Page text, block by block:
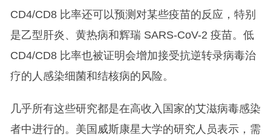
CD4/CD8 比率还可以预测对某些疫苗的反应，特别
是乙型肝炎、黄热病和辉瑞 SARS-CoV-2 疫苗。低
CD4/CD8 比率也被证明会增加接受抗逆转录病毒治
疗的人感染细菌和结核病的风险。
几乎所有这些研究都是在高收入国家的艾滋病毒感染
者中进行的。美国威斯康星大学的研究人员表示，需